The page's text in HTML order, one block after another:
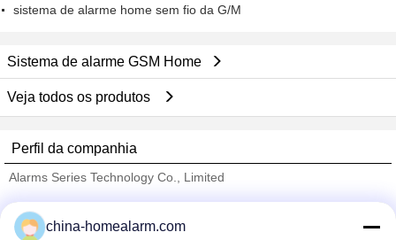
sistema de alarme home sem fio da G/M
Sistema de alarme GSM Home
Veja todos os produtos
Perfil da companhia
Alarms Series Technology Co., Limited
Trust Seal
Verified Suplier
china-homealarm.com